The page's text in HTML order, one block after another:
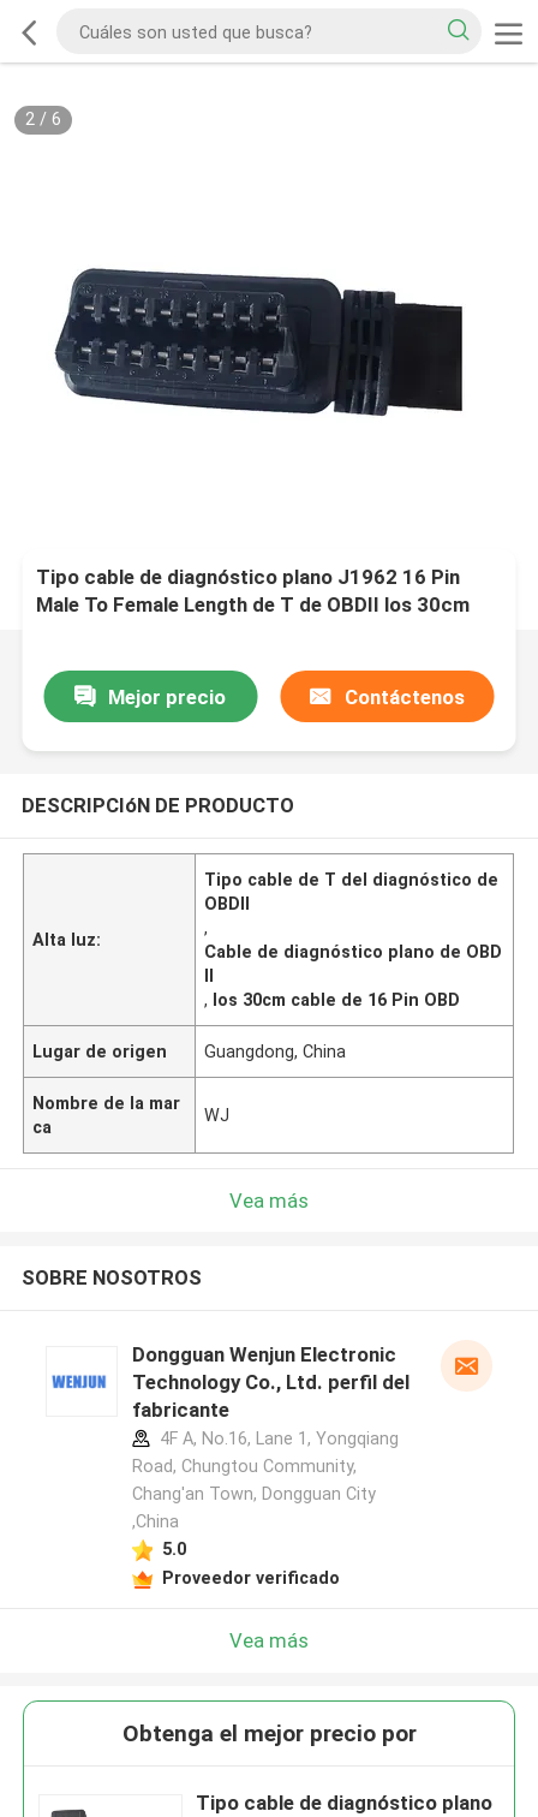
2/ 6
Tipo cable de diagnóstico plano J1962 16 Pin
Male To Female Length de T de OBDII los 30cm
Mejor precio Contáctenos
DESCRIPCIóN DE PRODUCTO
Alta luz:
Tipo cable de T del diagnóstico de
OBDII
,
Cable de diagnóstico plano de OBD
II
, los 30cm cable de 16 Pin OBD
Lugar de origen Guangdong, China
Nombre de la mar
ca
WJ
Vea más
SOBRE NOSOTROS
Dongguan Wenjun Electronic
Technology Co., Ltd. perfil del
fabricante
4F A, No.16, Lane 1, Yongqiang
Road, Chungtou Community,
Chang'an Town, Dongguan City
,China
5.0
Proveedor verificado
Vea más
Obtenga el mejor precio por
Tipo cable de diagnóstico plano